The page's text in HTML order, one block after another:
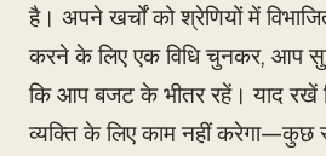
है। अपने खर्चों को श्रेणियों में
करने के लिए एक विधि चुनकर, आप
कि आप बजट के भीतर रहें। याद रखें
व्यक्ति के लिए काम नहीं